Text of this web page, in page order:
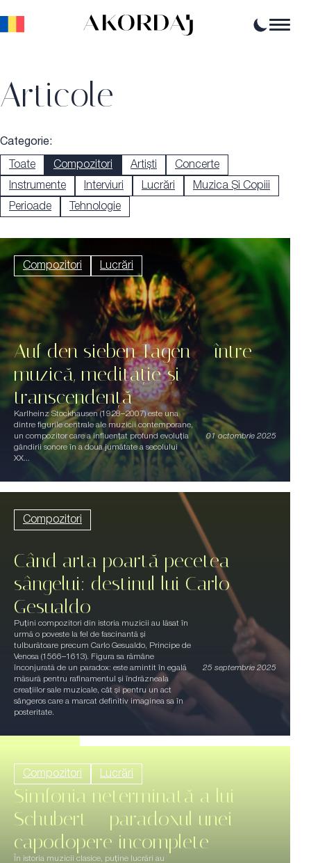
Articole
Știri
Evenimente
Articole
Categorie:
Toate Compozitori Artiști Concerte
Instrumente Interviuri Lucrări Muzica Și Copiii
Perioade Tehnologie
Compozitori Lucrări
Auf den sieben Tagen – între
muzică, meditație și
transcendență
Karlheinz Stockhausen (1928–2007) este una
dintre figurile centrale ale muzicii contemporane,
un compozitor care a influențat profund evoluția
gândirii sonore în a doua jumătate a secolului
XX...
01 octombrie 2025
Compozitori
Când arta poartă pecetea
sângelui: destinul lui Carlo
Gesualdo
Puțini compozitori din istoria muzicii au lăsat în
urmă o poveste la fel de fascinantă și
tulburătoare precum Carlo Gesualdo, Principe de
Venosa (1566–1613). Figura sa rămâne
înconjurată de un paradox: este amintit în egală
măsură pentru rafinamentul și îndrăzneala
creațiilor sale muzicale, cât și pentru un act
sângeros care a marcat definitiv imaginea sa în
posteritate.
25 septembrie 2025
Compozitori Lucrări
Simfonia neterminată a lui
Schubert – paradoxul unei
capodopere incomplete
În istoria muzicii clasice, puține lucrări au